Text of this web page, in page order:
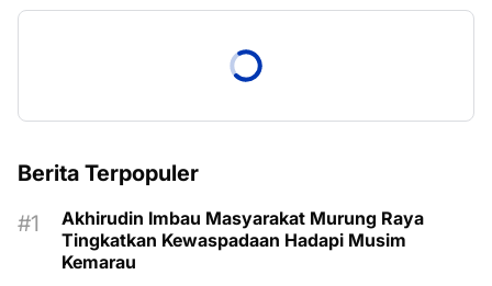
Berita Terpopuler
Akhirudin Imbau Masyarakat Murung Raya
Tingkatkan Kewaspadaan Hadapi Musim
Kemarau